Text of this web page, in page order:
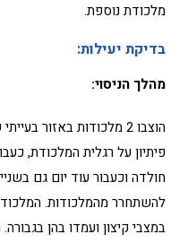
מלכודת נוספת.
בדיקת יעילות:
מהלך הניסוי:
הוצבו 2 מלכודות באזור
פיתיון על רגלית המלכודת,
חולדה וכעבור עוד יום גם
להשתחרר מהמלכודות.
במצבי קיצון ועמדו בהן